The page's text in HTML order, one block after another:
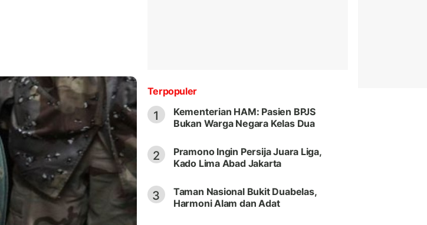
Terpopuler
1
Kementerian HAM: Pasien BPJS
Bukan Warga Negara Kelas Dua
2
Pramono Ingin Persija Juara Liga,
Kado Lima Abad Jakarta
3
Taman Nasional Bukit Duabelas,
Harmoni Alam dan Adat